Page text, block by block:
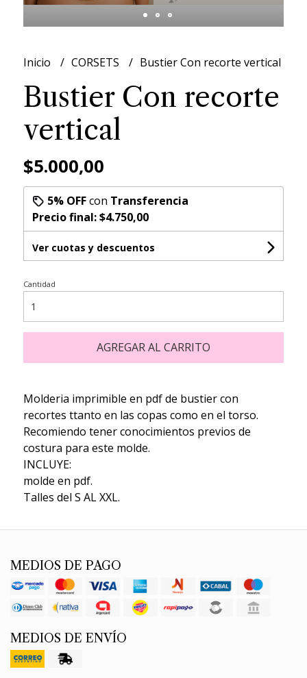
Inicio CORSETS Bustier Con recorte vertical
Bustier Con recorte
vertical
$5.000,00
5% OFFcon Transferencia
Precio final:$4.750,00
Ver cuotas y descuentos
Cantidad
AGREGAR AL CARRITO
Molderia imprimible en pdf de bustier con
recortes ttanto en las copas como en el torso.
Recomiendo tener conocimientos previos de
costura para este molde.
INCLUYE:
molde en pdf.
Talles del S AL XXL.
MEDIOS DE PAGO
MEDIOS DE ENVÍO